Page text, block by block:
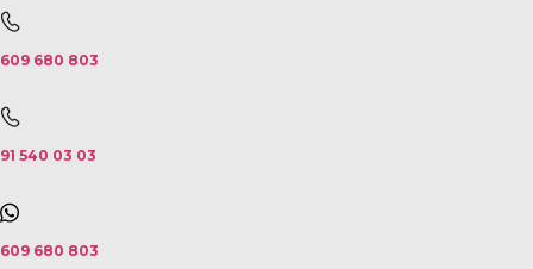
609 680 803
91 540 03 03
609 680 803